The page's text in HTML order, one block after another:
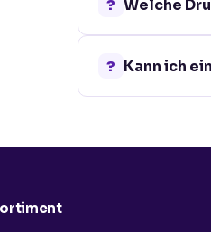
Werktage.
? Welche
? Kann ich